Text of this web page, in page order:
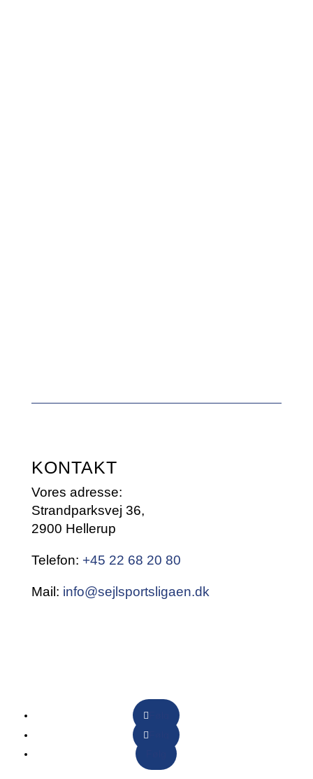
KONTAKT
Vores adresse:
Strandparksvej 36,
2900 Hellerup
Telefon: +45 22 68 20 80
Mail: info@sejlsportsligaen.dk